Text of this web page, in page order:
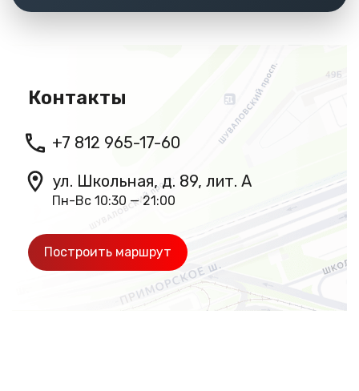
Контакты
+7 812 965-17-60
ул. Школьная, д. 89, лит. А
Пн-Вс 10:30 — 21:00
Построить маршрут